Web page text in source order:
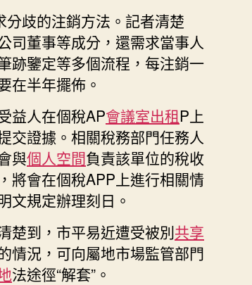
分歧的注銷方法。記者清楚
司董事等成分，還需求當事人
跡鑒定等多個流程，每注銷一
在半年擺佈。
益人在個稅AP會議室出租P上
交證據。相關稅務部門任務人
與個人空間負責該單位的稅收
將會在個稅APP上進行相關情
文規定辦理刻日。
楚到，市平易近遭受被別共享
情況，可向屬地市場監管部門
法途徑“解套”。